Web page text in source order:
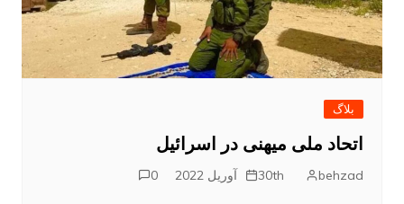
بلاگ
اتحاد ملی میهنی در اسرائیل
behzad 30th آوریل 2022 0